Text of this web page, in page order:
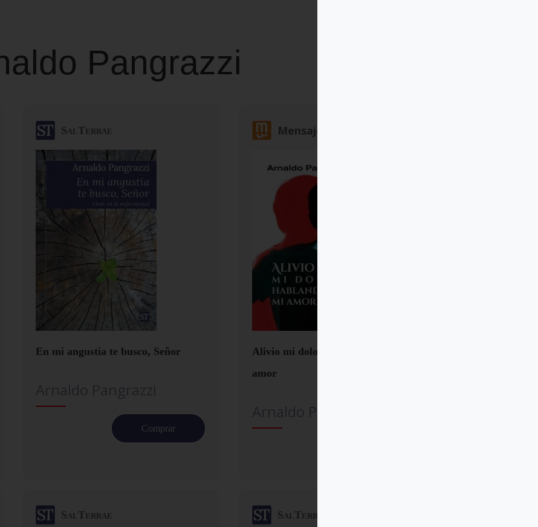
Pangrazzi
SalTerrae
En mi angustia te busco, Señor
Comprar
Mensajero
Alivio mi dolor hablando de mi
amor
SalTerrae SalTerrae